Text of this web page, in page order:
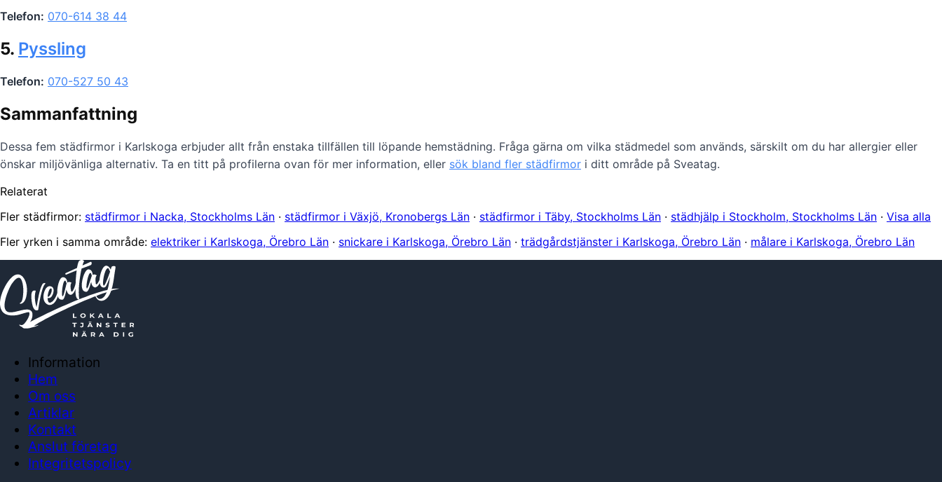
Telefon: 070-614 38 44
5. Pyssling
Telefon: 070-527 50 43
Sammanfattning
Dessa fem städfirmor i Karlskoga erbjuder allt från enstaka tillfällen till löpande hemstädning. Fråga gärna om vilka städmedel som används, särskilt om du har allergier eller
önskar miljövänliga alternativ. Ta en titt på profilerna ovan för mer information, eller sök bland fler städfirmor i ditt område på Sveatag.
Relaterat
Fler städfirmor: städfirmor i Nacka, Stockholms Län · städfirmor i Växjö, Kronobergs Län · städfirmor i Täby, Stockholms Län · städhjälp i Stockholm, Stockholms Län · Visa alla
Fler yrken i samma område: elektriker i Karlskoga, Örebro Län · snickare i Karlskoga, Örebro Län · trädgårdstjänster i Karlskoga, Örebro Län · målare i Karlskoga, Örebro Län
Information
Hem
Om oss
Artiklar
Kontakt
Anslut företag
Integritetspolicy